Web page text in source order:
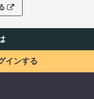
インする